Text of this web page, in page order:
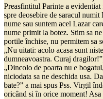
Preasfintitul Parinte a
spre deosebire de saracul
nume sau suntem acel Lazar
nume primit la botez. Stim sa
portile închise, nu permitem sa
„Nu uitati: acolo acasa sunt
dumneavoastra. Curaj
„Dincolo de poarta nu e
niciodata sa ne deschida usa.
bate?” a mai spus Pss. Virgil
oricând si în orice moment!